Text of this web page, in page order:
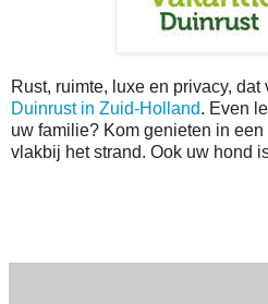
Rust, ruimte, luxe en privacy, dat
Duinrust in Zuid-Holland. Even
uw familie? Kom genieten in
vlakbij het strand. Ook uw hond